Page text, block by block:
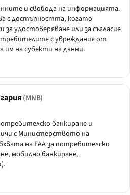
и свобода на информацията.
с достъпността, когато
удостоверяване или за съгласие
с увреждания от
на субекти на данни.
(MNB)
банкиране и
с Министерството на
на EAA за потребителско
мобилно банкиране,